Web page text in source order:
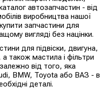
автозапчастин - від
виробництва нашої
запчастини для
вигляді без націнки.
для підвіски, двигуна,
також мастила і фільтри
від того, яка
BMW, Toyota або ВАЗ - в
деталі.